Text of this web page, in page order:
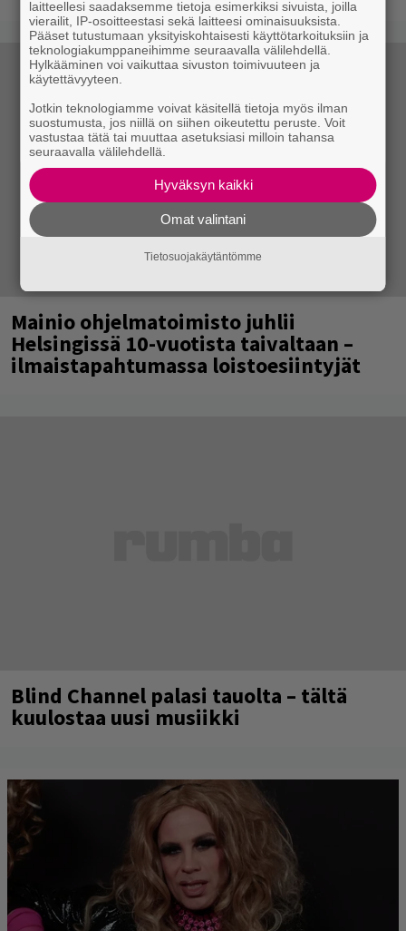
Mainio ohjelmatoimisto juhlii
Helsingissä 10-vuotista taivaltaan –
ilmaistapahtumassa loistoesiintyjät
Blind Channel palasi tauolta – tältä
kuulostaa uusi musiikki
laitteellesi saadaksemme tietoja esimerkiksi sivuista, joilla
vierailit, IP-osoitteestasi sekä laitteesi ominaisuuksista.
Pääset tutustumaan yksityiskohtaisesti käyttötarkoituksiin ja
teknologiakumppaneihimme seuraavalla välilehdellä.
Hylkääminen voi vaikuttaa sivuston toimivuuteen ja
käytettävyyteen.
Jotkin teknologiamme voivat käsitellä tietoja myös ilman
suostumusta, jos niillä on siihen oikeutettu peruste. Voit
vastustaa tätä tai muuttaa asetuksiasi milloin tahansa
seuraavalla välilehdellä.
Hyväksyn kaikki
Omat valintani
Tietosuojakäytäntömme